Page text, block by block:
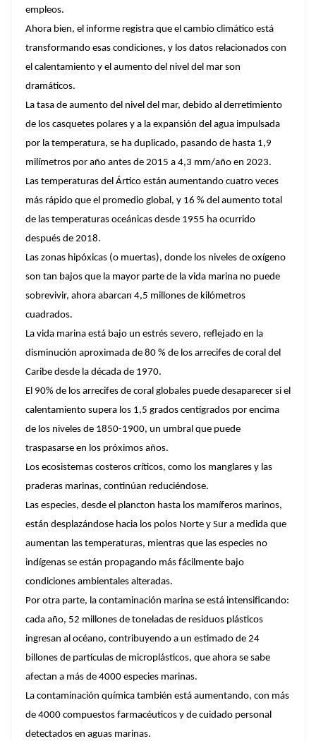
empleos.
Ahora bien, el informe registra que el cambio climático está
transformando esas condiciones, y los datos relacionados con
el calentamiento y el aumento del nivel del mar son
dramáticos.
La tasa de aumento del nivel del mar, debido al derretimiento
de los casquetes polares y a la expansión del agua impulsada
por la temperatura, se ha duplicado, pasando de hasta 1,9
milímetros por año antes de 2015 a 4,3 mm/año en 2023.
Las temperaturas del Ártico están aumentando cuatro veces
más rápido que el promedio global, y 16 % del aumento total
de las temperaturas oceánicas desde 1955 ha ocurrido
después de 2018.
Las zonas hipóxicas (o muertas), donde los niveles de oxígeno
son tan bajos que la mayor parte de la vida marina no puede
sobrevivir, ahora abarcan 4,5 millones de kilómetros
cuadrados.
La vida marina está bajo un estrés severo, reflejado en la
disminución aproximada de 80 % de los arrecifes de coral del
Caribe desde la década de 1970.
El 90% de los arrecifes de coral globales puede desaparecer si el
calentamiento supera los 1,5 grados centígrados por encima
de los niveles de 1850-1900, un umbral que puede
traspasarse en los próximos años.
Los ecosistemas costeros críticos, como los manglares y las
praderas marinas, continúan reduciéndose.
Las especies, desde el plancton hasta los mamíferos marinos,
están desplazándose hacia los polos Norte y Sur a medida que
aumentan las temperaturas, mientras que las especies no
indígenas se están propagando más fácilmente bajo
condiciones ambientales alteradas.
Por otra parte, la contaminación marina se está intensificando:
cada año, 52 millones de toneladas de residuos plásticos
ingresan al océano, contribuyendo a un estimado de 24
billones de partículas de microplásticos, que ahora se sabe
afectan a más de 4000 especies marinas.
La contaminación química también está aumentando, con más
de 4000 compuestos farmacéuticos y de cuidado personal
detectados en aguas marinas.